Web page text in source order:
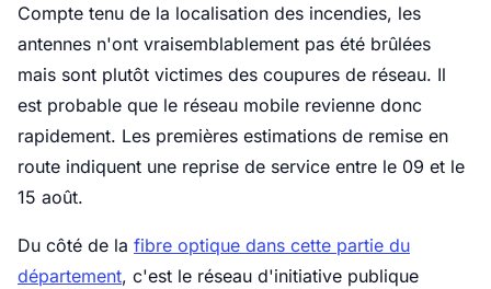
Compte tenu de la localisation des incendies, les
antennes n'ont vraisemblablement pas été brûlées
mais sont plutôt victimes des coupures de réseau. Il
est probable que le réseau mobile revienne donc
rapidement. Les premières estimations de remise en
route indiquent une reprise de service entre le 09 et le
15 août.
Du côté de la fibre optique dans cette partie du
département, c'est le réseau d'initiative publique